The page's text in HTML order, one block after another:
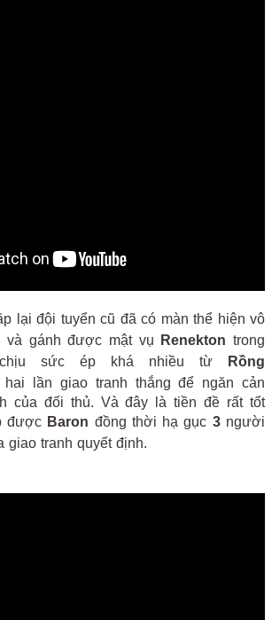
lại đội tuyển cũ đã có màn thể hiện vô
và gánh được mật vụ
Renekton trong
sức ép khá nhiều từ
Rồng
lần giao tranh thắng để ngăn cản
của đối thủ. Và đây là tiền đề rất tốt
được Baron đồng thời hạ gục 3người
giao tranh quyết định.